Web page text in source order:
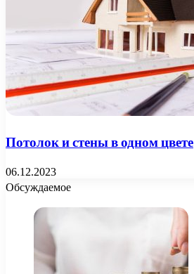
Потолок и стены в одном цвете
06.12.2023
Обсуждаемое